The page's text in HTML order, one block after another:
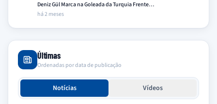
Deniz Gül Marca na Goleada da Turquia Frente…
há 2 meses
Últimas
Ordenadas por data de publicação
Notícias Vídeos